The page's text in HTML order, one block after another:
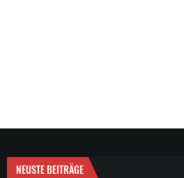
NEUSTE BEITRÄGE